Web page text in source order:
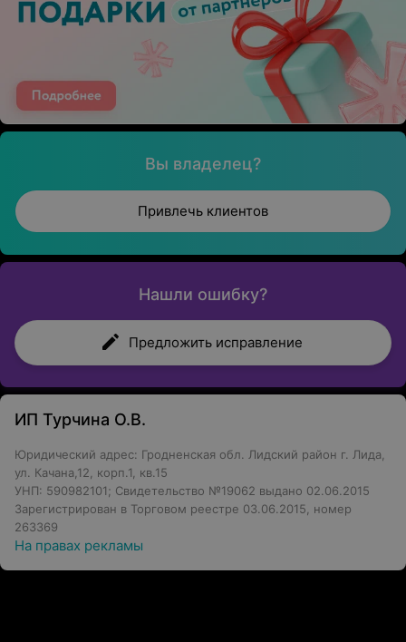
Вы владелец?
Привлечь клиентов
Нашли ошибку?
Предложить исправление
ИП Турчина О.В.
Юридический адрес: Гродненская обл. Лидский район г. Лида,
ул. Качана,12, корп.1, кв.15
УНП: 590982101; Свидетельство №19062 выдано 02.06.2015
Зарегистрирован в Торговом реестре 03.06.2015, номер
263369
На правах рекламы